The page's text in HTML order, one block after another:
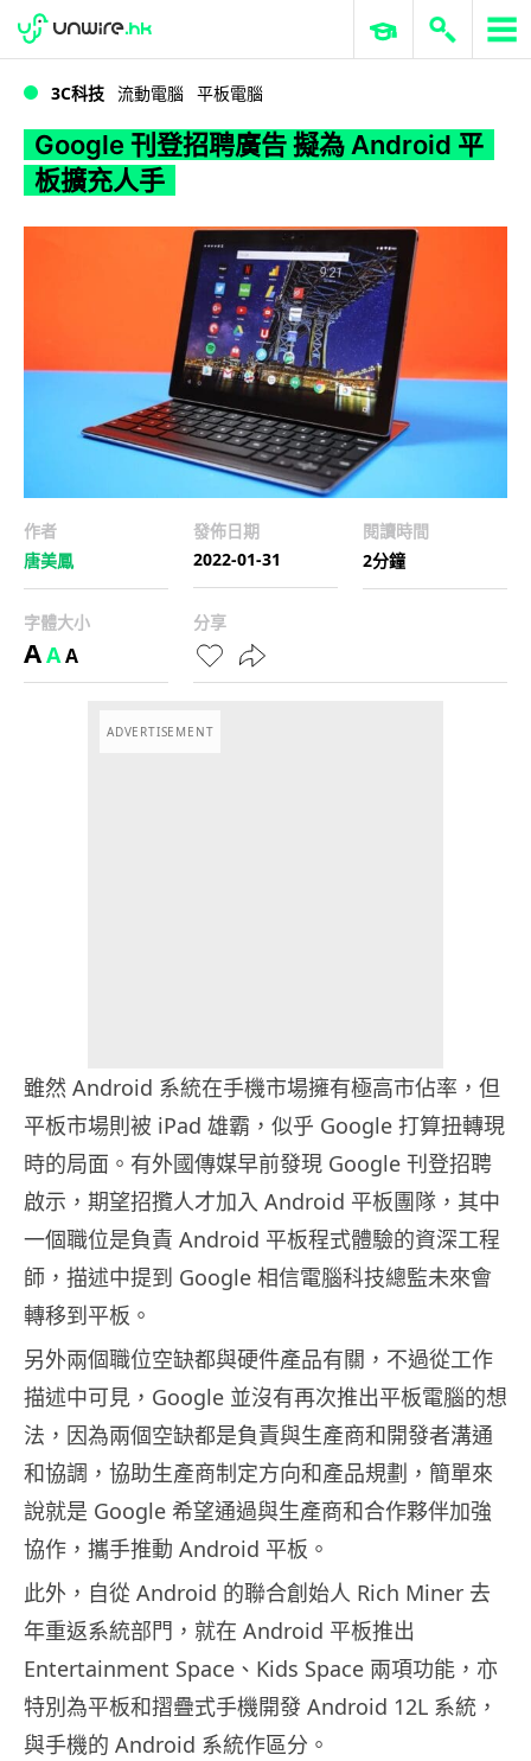
WWDC 2026 ERP 與商業 AI
3C科技 流動電腦 平板電腦
Google 刊登招聘廣告 擬為 Android 平
板擴充人手
作者
唐美鳳
發佈日期
2022-01-31
閱讀時間
2分鐘
字體大小
AAA
分享
ADVERTISEMENT
雖然 Android 系統在手機市場擁有極高市佔率，但
平板市場則被 iPad 雄霸，似乎 Google 打算扭轉現
時的局面。有外國傳媒早前發現 Google 刊登招聘
啟示，期望招攬人才加入 Android 平板團隊，其中
一個職位是負責 Android 平板程式體驗的資深工程
師，描述中提到 Google 相信電腦科技總監未來會
轉移到平板。
另外兩個職位空缺都與硬件產品有關，不過從工作
描述中可見，Google 並沒有再次推出平板電腦的想
法，因為兩個空缺都是負責與生產商和開發者溝通
和協調，協助生產商制定方向和產品規劃，簡單來
說就是 Google 希望通過與生產商和合作夥伴加強
協作，攜手推動 Android 平板。
此外，自從 Android 的聯合創始人 Rich Miner 去
年重返系統部門，就在 Android 平板推出
Entertainment Space、Kids Space 兩項功能，亦
特別為平板和摺疊式手機開發 Android 12L 系統，
與手機的 Android 系統作區分。